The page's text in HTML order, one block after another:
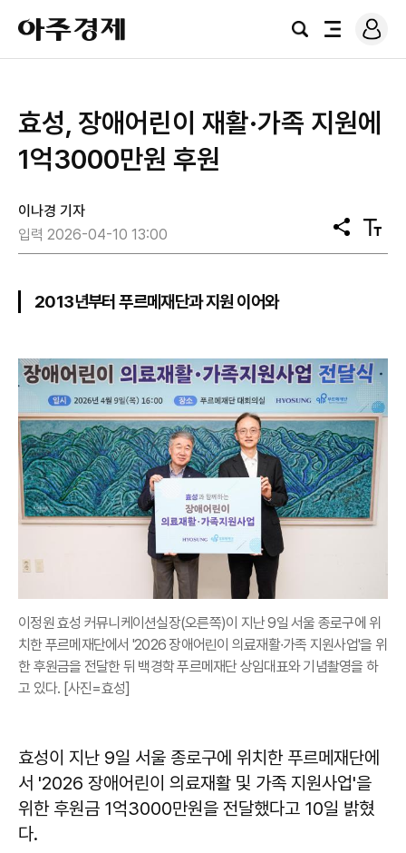
아
주
경
검
전
로
그
효성, 장애어린이 재활·가족 지원에
1억3000만원 후원
이나경 기자
입력 2026-04-10 13:00
공
유
텍
스
2013년부터 푸르메재단과 지원 이어와
이정원 효성 커뮤니케이션실장(오른쪽)이 지난 9일 서울 종로구에 위
치한 푸르메재단에서 '2026 장애어린이 의료재활∙가족 지원사업'을 위
한 후원금을 전달한 뒤 백경학 푸르메재단 상임대표와 기념촬영을 하
고 있다. [사진=효성]
효성이 지난 9일 서울 종로구에 위치한 푸르메재단에
서 '2026 장애어린이 의료재활 및 가족 지원사업'을
위한 후원금 1억3000만원을 전달했다고 10일 밝혔
다.